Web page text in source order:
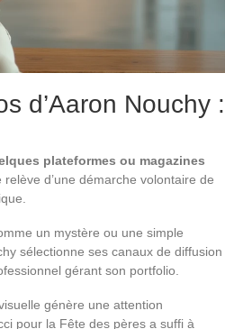
d’Aaron Nouchy :
plateformes ou magazines
d’une démarche volontaire de
un mystère ou une simple
sélectionne ses canaux de diffusion
gérant son portfolio.
génère une attention
pour la Fête des pères a suffi à